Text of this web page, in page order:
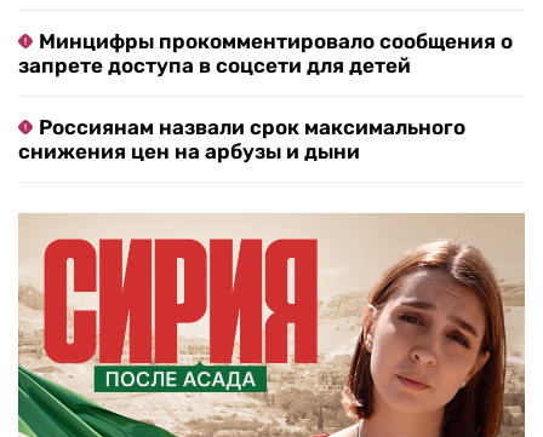
Минцифры прокомментировало сообщения о
запрете доступа в соцсети для детей
Россиянам назвали срок максимального
снижения цен на арбузы и дыни